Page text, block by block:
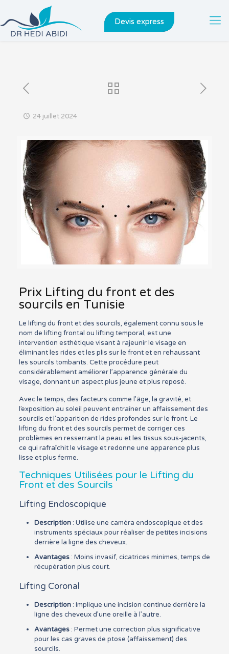
Devis express
24 juillet 2024
Prix Lifting du front et des
sourcils en Tunisie
Le lifting du front et des sourcils, également connu sous le
nom de lifting frontal ou lifting temporal, est une
intervention esthétique visant à rajeunir le visage en
éliminant les rides et les plis sur le front et en rehaussant
les sourcils tombants. Cette procédure peut
considérablement améliorer l’apparence générale du
visage, donnant un aspect plus jeune et plus reposé.
Avec le temps, des facteurs comme l’âge, la gravité, et
l’exposition au soleil peuvent entraîner un affaissement des
sourcils et l’apparition de rides profondes sur le front. Le
lifting du front et des sourcils permet de corriger ces
problèmes en resserrant la peau et les tissus sous-jacents,
ce qui rafraîchit le visage et redonne une apparence plus
lisse et plus ferme.
Techniques Utilisées pour le Lifting du
Front et des Sourcils
Lifting Endoscopique
Description: Utilise une caméra endoscopique et des
instruments spéciaux pour réaliser de petites incisions
derrière la ligne des cheveux.
Avantages: Moins invasif, cicatrices minimes, temps de
récupération plus court.
Lifting Coronal
Description: Implique une incision continue derrière la
ligne des cheveux d’une oreille à l’autre.
Avantages: Permet une correction plus significative
pour les cas graves de ptose (affaissement) des
sourcils.